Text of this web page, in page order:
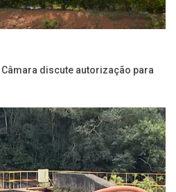
Câmara discute autorização para